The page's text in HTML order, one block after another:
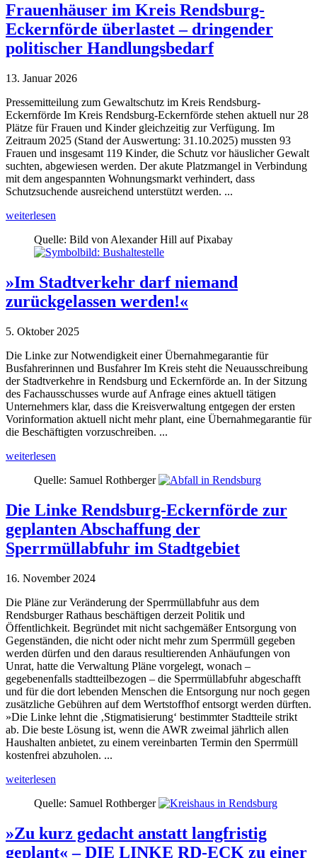
Frauenhäuser im Kreis Rendsburg-
Eckernförde überlastet – dringender
politischer Handlungsbedarf
13. Januar 2026
Pressemitteilung zum Gewaltschutz im Kreis Rendsburg-
Eckernförde Im Kreis Rendsburg-Eckernförde stehen aktuell nur 28
Plätze für Frauen und Kinder gleichzeitig zur Verfügung. Im
Zeitraum 2025 (Stand der Auswertung: 31.10.2025) mussten 93
Frauen und insgesamt 119 Kinder, die Schutz vor häuslicher Gewalt
suchten, abgewiesen werden. Der akute Platzmangel in Verbindung
mit dem angespannten Wohnungsmarkt verhindert, dass
Schutzsuchende ausreichend unterstützt werden. ...
weiterlesen
Quelle: Bild von Alexander Hill auf Pixabay
»Im Stadtverkehr darf niemand
zurückgelassen werden!«
5. Oktober 2025
Die Linke zur Notwendigkeit einer Übernahmegarantie für
Busfahrerinnen und Busfahrer Im Kreis steht die Neuausschreibung
der Stadtverkehre in Rendsburg und Eckernförde an. In der Sitzung
des Fachausschusses wurde auf Anfrage eines aktuell tätigen
Unternehmers klar, dass die Kreisverwaltung entgegen der ersten
Vorinformation aktuell nicht mehr plant, eine Übernahmegarantie für
die Beschäftigten vorzuschreiben. ...
weiterlesen
Quelle: Samuel Rothberger
Die Linke Rendsburg-Eckernförde zur
geplanten Abschaffung der
Sperrmüllabfuhr im Stadtgebiet
16. November 2024
Die Pläne zur Veränderung der Sperrmüllabfuhr aus dem
Rendsburger Rathaus beschäftigen derzeit Politik und
Öffentlichkeit. Begründet mit nicht sachgemäßer Entsorgung von
Gegenständen, die nicht oder nicht mehr zum Sperrmüll gegeben
werden dürfen und den daraus resultierenden Anhäufungen von
Unrat, hatte die Verwaltung Pläne vorgelegt, wonach –
gegebenenfalls stadtteilbezogen – die Sperrmüllabfuhr abgeschafft
und für die dort lebenden Menschen die Entsorgung nur noch gegen
zusätzliche Gebühren auf dem Wertstoffhof entsorgt werden dürften.
»Die Linke lehnt die ‚Stigmatisierung‘ bestimmter Stadtteile strikt
ab. Die beste Lösung ist, wenn die AWR zweimal jährlich allen
Haushalten anbietet, zu einem vereinbarten Termin den Sperrmüll
kostenfrei abzuholen. ...
weiterlesen
Quelle: Samuel Rothberger
»Zu kurz gedacht anstatt langfristig
geplant« – DIE LINKE RD-ECK zu einer